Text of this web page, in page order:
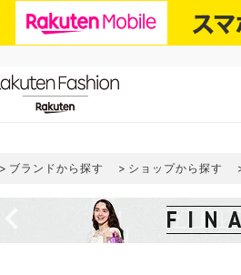
ブランドから探す ショップから探す